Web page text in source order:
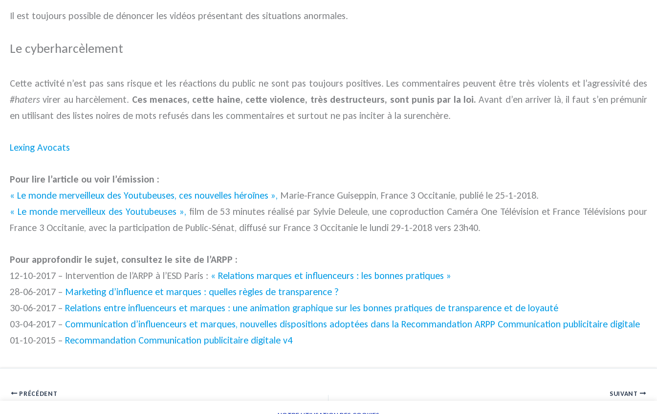
Il est toujours possible de dénoncer les vidéos présentant des situations anormales.
Le cyberharcèlement
Cette activité n’est pas sans risque et les réactions du public ne sont pas toujours positives. Les commentaires peuvent être très violents et l’agressivité des
#haters virer au harcèlement. Ces menaces, cette haine, cette violence, très destructeurs, sont punis par la loi. Avant d’en arriver là, il faut s’en prémunir
en utilisant des listes noires de mots refusés dans les commentaires et surtout ne pas inciter à la surenchère.
Lexing Avocats
Pour lire l’article ou voir l’émission :
« Le monde merveilleux des Youtubeuses, ces nouvelles héroïnes », Marie-France Guiseppin, France 3 Occitanie, publié le 25-1-2018.
« Le monde merveilleux des Youtubeuses », film de 53 minutes réalisé par Sylvie Deleule, une coproduction Caméra One Télévision et France Télévisions pour
France 3 Occitanie, avec la participation de Public-Sénat, diffusé sur France 3 Occitanie le lundi 29-1-2018 vers 23h40.
Pour approfondir le sujet, consultez le site de l’ARPP :
12-10-2017 – Intervention de l’ARPP à l’ESD Paris : « Relations marques et influenceurs : les bonnes pratiques »
28-06-2017 – Marketing d’influence et marques : quelles règles de transparence ?
30-06-2017 – Relations entre influenceurs et marques : une animation graphique sur les bonnes pratiques de transparence et de loyauté
03-04-2017 – Communication d’influenceurs et marques, nouvelles dispositions adoptées dans la Recommandation ARPP Communication publicitaire digitale
01-10-2015 – Recommandation Communication publicitaire digitale v4
PRÉCÉDENT SUIVANT